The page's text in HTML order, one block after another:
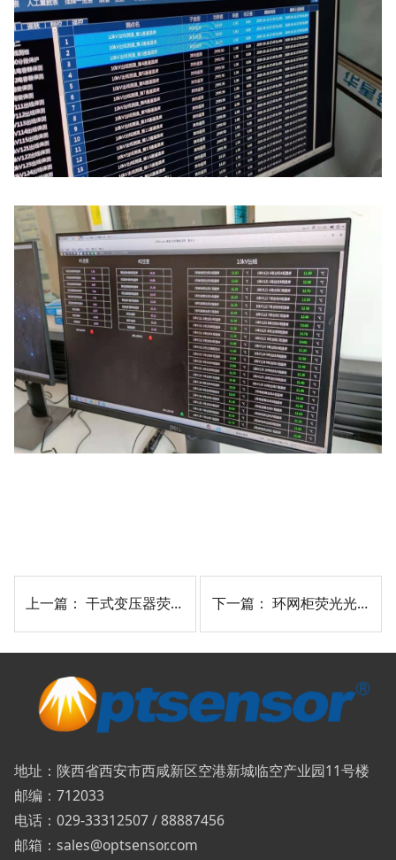
上一篇：干式变压器荧光光纤测温解决方案 下一篇： 环网柜荧光光纤测温解决方案
地址：陕西省西安市西咸新区空港新城临空产业园11号楼
邮编：712033
电话：029-33312507 / 88887456
邮箱：sales@optsensor.com